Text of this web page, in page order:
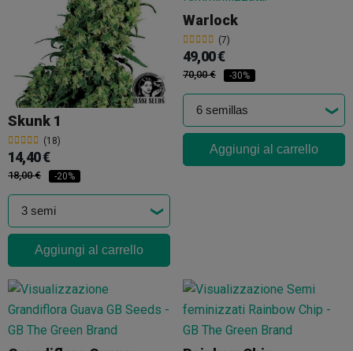
Skunk 1
(18)
14,40 €
18,00 € -20%
Aggiungi al carrello
Warlock
(7)
49,00 €
70,00 € -30%
Aggiungi al carrello